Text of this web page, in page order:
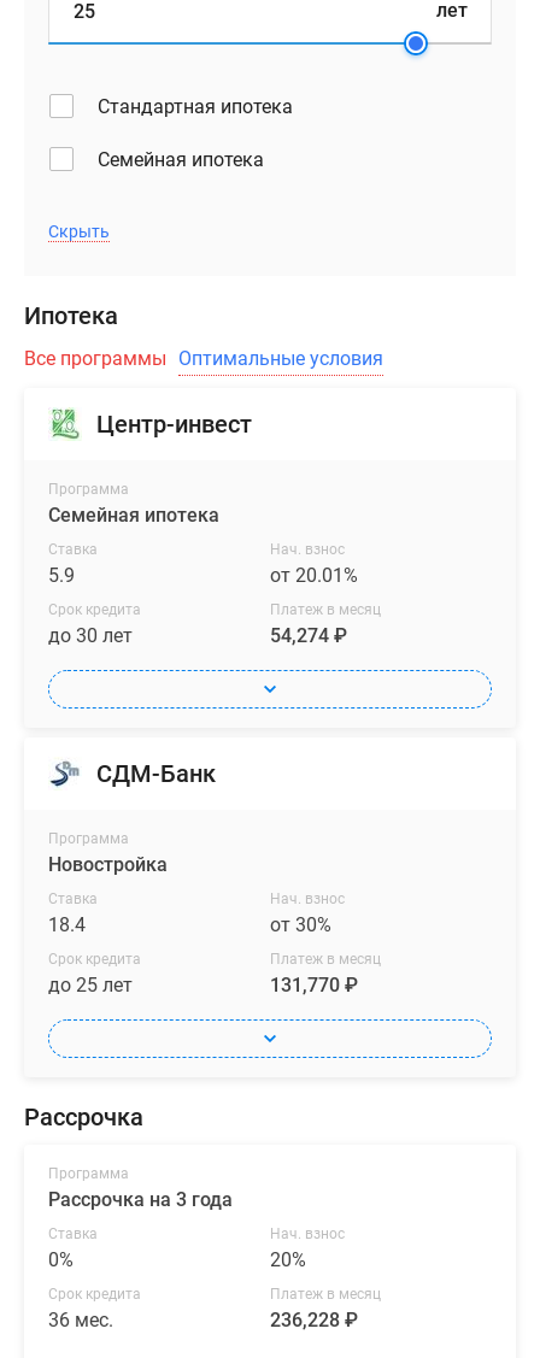
лет
Стандартная ипотека
Семейная ипотека
Скрыть
Ипотека
Все программы Оптимальные условия
Центр-инвест
Программа
Семейная ипотека
Ставка
5.9
Нач. взнос
от 20.01%
Срок кредита
до 30 лет
Платеж в месяц
54,274 ₽
СДМ-Банк
Программа
Новостройка
Ставка
18.4
Нач. взнос
от 30%
Срок кредита
до 25 лет
Платеж в месяц
131,770 ₽
Рассрочка
Программа
Рассрочка на 3 года
Ставка
0%
Нач. взнос
20%
Срок кредита
36 мес.
Платеж в месяц
236,228 ₽